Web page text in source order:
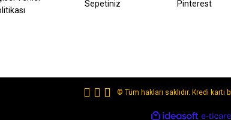
Sepetiniz
Pinterest
© Tüm hakları saklıdır. Kredi
ideasoft